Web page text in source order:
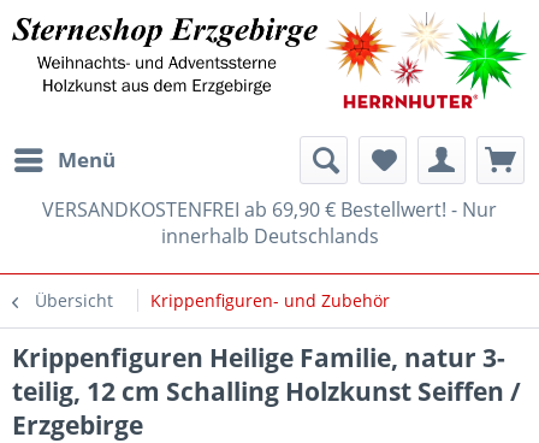
Menü
VERSANDKOSTENFREI ab 69,90 € Bestellwert! - Nur
innerhalb Deutschlands
Übersicht Krippenfiguren- und Zubehör
Krippenfiguren Heilige Familie, natur 3-
teilig, 12 cm Schalling Holzkunst Seiffen /
Erzgebirge